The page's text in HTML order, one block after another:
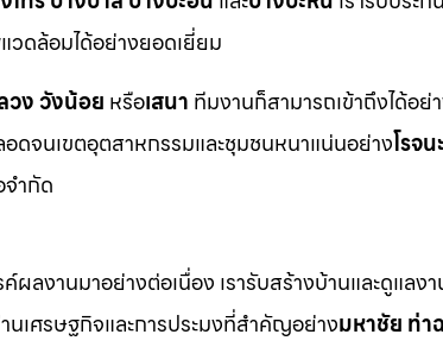
ดล้อมได้อย่างยอดเยี่ยม
วง วังน้อย หรือเสนา ทีมงานก็สามารถเข้าถึงได้อ
ดจนเขตอุตสาหกรรมและชุมชนหนาแน่นอย่างโรจนะ
จำกัด
ลงานมาอย่างต่อเนื่อง เรารับสร้างบ้านและดูแลง
นเศรษฐกิจและการประมงที่สำคัญอย่างมหาชัย ท่า